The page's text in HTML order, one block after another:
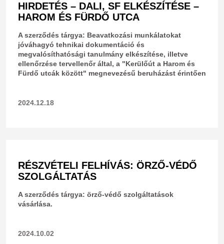
HIRDETÉS – DALI, SF ELKÉSZÍTÉSE –
HAROM ÉS FÜRDŐ UTCA
A szerződés tárgya: Beavatkozási munkálatokat
jóváhagyó tehnikai dokumentáció és
megvalósíthatósági tanulmány elkészítése, illetve
ellenőrzése tervellenőr által, a "Kerülőút a Harom és
Fürdő utcák között" megnevezésű beruházást érintően
2024.12.18
RÉSZVÉTELI FELHÍVÁS: ÖRZŐ-VÉDŐ
SZOLGÁLTATÁS
A szerződés tárgya: örző-védő szolgáltatások
vásárlása.
2024.10.02